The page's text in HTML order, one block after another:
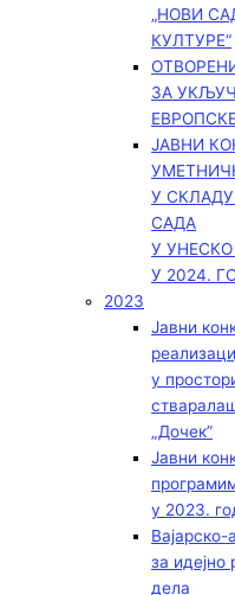
„НОВИ
КУЛТУРЕ“
ЗА
ЈАВНИ
У
САДА
У
У 2024.
2023
Јавни
у
„Дочек”
Јавни
у 2023.
Вајарско-
за идејно
дела